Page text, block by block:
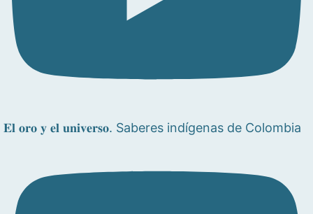
𝐄𝐥 𝐨𝐫𝐨 𝐲 𝐞𝐥 𝐮𝐧𝐢𝐯𝐞𝐫𝐬𝐨. Saberes indígenas de Colombia